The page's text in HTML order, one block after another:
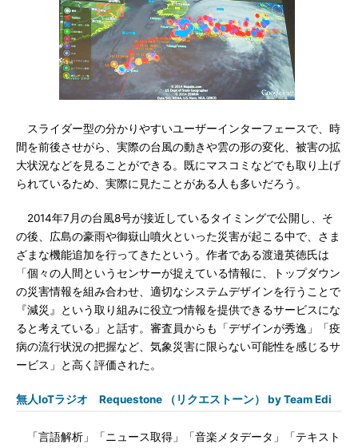
スライダー型の分かりやすいユーザーインターフェースで、時
間を前後させがら、実際の台風の動きや雲の形の変化、被害の拡
大状況などを見ることができる。既にマスコミなどでも取り上げ
られているため、実際に見たことがある人も多いだろう。
2014年7月の台風8号が接近しているタイミングで公開し、そ
の後、広島の豪雨や御嶽山噴火といった災害が起こる中で、さま
ざまな機能追加を行ってきたという。作者である渡邉英徳氏は
「個々の人間というセンサーが捉えている情報に、トップダウン
の災害情報を組み合わせ、適切なシステムデザインを行うことで
『減災』という取り組みに役立つ情報を提供できるサービスにな
ると考えている」と話す。審査員からも「デザインが秀逸」「疫
病の流行状況の把握など、気象災害に限らない可能性を感じるサ
ービス」と高く評価された。
無人IoTラジオ Requestone （リクエストーン） by Team Edi
「言語解析」「ニュース取得」「音楽メタデータ」「テキスト